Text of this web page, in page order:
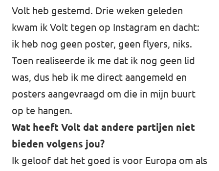
Volt heb gestemd. Drie weken geleden
kwam ik Volt tegen op Instagram en dacht:
ik heb nog geen poster, geen flyers, niks.
Toen realiseerde ik me dat ik nog geen lid
was, dus heb ik me direct aangemeld en
posters aangevraagd om die in mijn buurt
op te hangen.
Wat heeft Volt dat andere partijen niet
bieden volgens jou?
Ik geloof dat het goed is voor Europa om als